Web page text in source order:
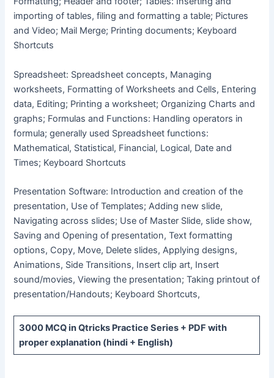
importing of tables, filing and formatting a table; Pictures
and Video; Mail Merge; Printing documents; Keyboard
Shortcuts
Spreadsheet: Spreadsheet concepts, Managing
worksheets, Formatting of Worksheets and Cells, Entering
data, Editing; Printing a worksheet; Organizing Charts and
graphs; Formulas and Functions: Handling operators in
formula; generally used Spreadsheet functions:
Mathematical, Statistical, Financial, Logical, Date and
Times; Keyboard Shortcuts
Presentation Software: Introduction and creation of the
presentation, Use of Templates; Adding new slide,
Navigating across slides; Use of Master Slide, slide show,
Saving and Opening of presentation, Text formatting
options, Copy, Move, Delete slides, Applying designs,
Animations, Side Transitions, Insert clip art, Insert
sound/movies, Viewing the presentation; Taking printout of
presentation/Handouts; Keyboard Shortcuts,
3000 MCQin Qtricks Practice Series + PDF with
proper explanation (hindi + English)